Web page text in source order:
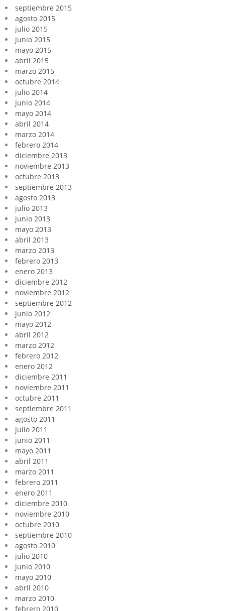
septiembre 2015
agosto 2015
julio 2015
junio 2015
mayo 2015
abril 2015
marzo 2015
octubre 2014
julio 2014
junio 2014
mayo 2014
abril 2014
marzo 2014
febrero 2014
diciembre 2013
noviembre 2013
octubre 2013
septiembre 2013
agosto 2013
julio 2013
junio 2013
mayo 2013
abril 2013
marzo 2013
febrero 2013
enero 2013
diciembre 2012
noviembre 2012
septiembre 2012
junio 2012
mayo 2012
abril 2012
marzo 2012
febrero 2012
enero 2012
diciembre 2011
noviembre 2011
octubre 2011
septiembre 2011
agosto 2011
julio 2011
junio 2011
mayo 2011
abril 2011
marzo 2011
febrero 2011
enero 2011
diciembre 2010
noviembre 2010
octubre 2010
septiembre 2010
agosto 2010
julio 2010
junio 2010
mayo 2010
abril 2010
marzo 2010
febrero 2010